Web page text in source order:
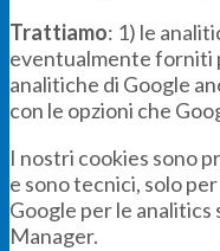
Trattiamo: 1) le
eventualmente forniti
analitiche di Google
con le opzioni che
I nostri cookies sono
e sono tecnici, solo
Google per le analitics
Manager.